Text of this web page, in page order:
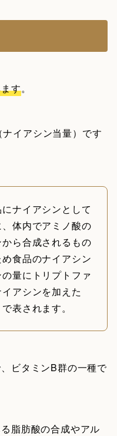
す。
イアシン当量）です
ナイアシンとして
体内でアミノ酸の
ら合成されるもの
食品のナイアシン
量にトリプトファ
アシンを加えた
表されます。
ビタミンB群の一種で
脂肪酸の合成やアル